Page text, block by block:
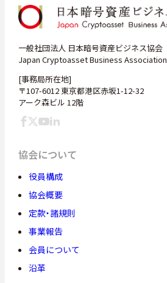
一般社団法人 日本暗号資産ビジネス協会
Japan Cryptoasset Business Association
[事務局所在地]
〒107-6012 東京都港区赤坂1-12-32
アーク森ビル 12階
協会について
役員構成
協会概要
定款・諸規則
事業報告
会員について
沿革